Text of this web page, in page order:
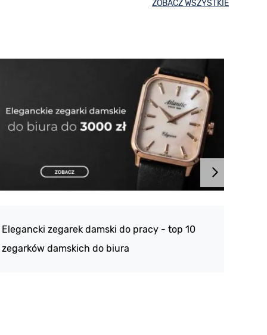
ZOBACZ WSZYSTKIE
Elegancki zegarek damski do pracy - top 10
zegarków damskich do biura